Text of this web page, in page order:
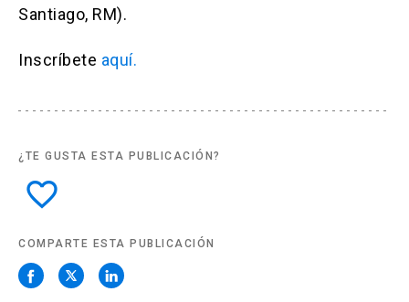
Santiago, RM).
Inscríbete aquí.
¿TE GUSTA ESTA PUBLICACIÓN?
favorite_border
COMPARTE ESTA PUBLICACIÓN